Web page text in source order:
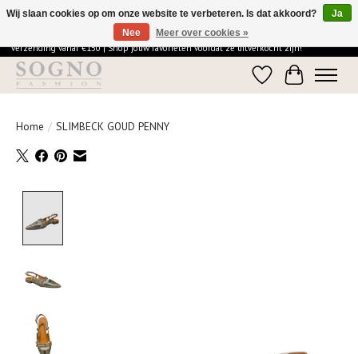
Ontdek de elegantie van SOGNO Fashion | Vandaag besteld = morgen in huis | Gratis
verzending vanaf €150 | Shop jouw favorieten voordat ze uitverkocht zijn!
Verlanglijst
Home / SLIMBECK GOUD PENNY
Wij slaan cookies op om onze website te verbeteren. Is dat akkoord?
Ja
Nee
Meer over cookies »